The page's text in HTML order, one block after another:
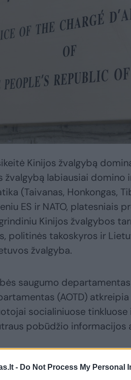
- Do Not Process My Personal
Kinijos žvalgybą
žvalgybą labiausiai domino
(Taivanas, Honkongas,
ES ir NATO, platesniais
Kinijos žvalgybos
politinės takoskyros ir
žvalgyba.
saugumo
(AOTD)
socialiniuose tinkluose
pobūdžio informacijos
neatskleidžiant
bendradarbiauti ir už